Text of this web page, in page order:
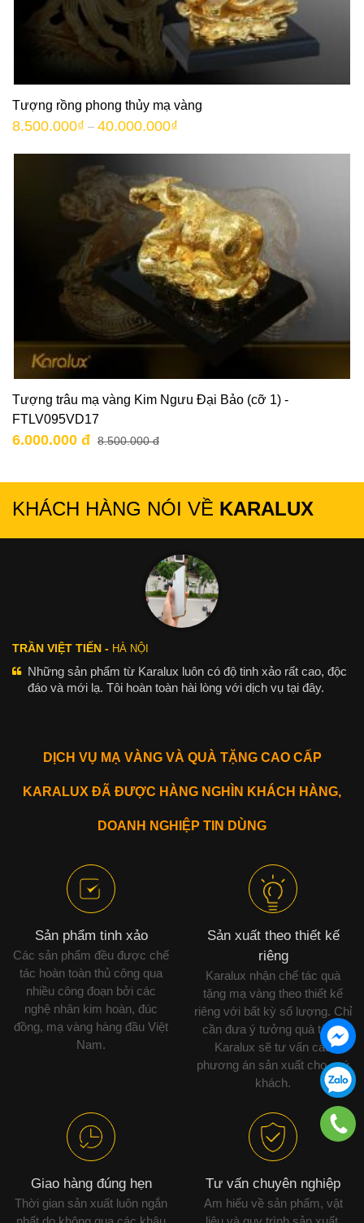
Tượng rồng phong thủy mạ vàng
8.500.000₫ – 40.000.000₫
Tượng trâu mạ vàng Kim Ngưu Đại Bảo (cỡ 1) -
FTLV095VD17
6.000.000 đ 8.500.000 đ
KHÁCH HÀNG NÓI VỀ KARALUX
TRẦN VIỆT TIẾN - HÀ NỘI
Những sản phẩm từ Karalux luôn có độ tinh xảo rất cao, độc
đáo và mới lạ. Tôi hoàn toàn hài lòng với dịch vụ tại đây.
DỊCH VỤ MẠ VÀNG VÀ QUÀ TẶNG CAO CẤP
KARALUX ĐÃ ĐƯỢC HÀNG NGHÌN KHÁCH HÀNG,
DOANH NGHIỆP TIN DÙNG
Sản phẩm tinh xảo
Các sản phẩm đều được chế
tác hoàn toàn thủ công qua
nhiều công đoạn bởi các
nghệ nhân kim hoàn, đúc
đồng, mạ vàng hàng đầu Việt
Nam.
Sản xuất theo thiết kế
riêng
Karalux nhận chế tác quà
tặng mạ vàng theo thiết kế
riêng với bất kỳ số lượng. Chỉ
cần đưa ý tưởng quà tặng,
Karalux sẽ tư vấn các
phương án sản xuất cho quý
khách.
Giao hàng đúng hẹn
Thời gian sản xuất luôn ngắn
Tư vấn chuyên nghiệp
Am hiểu về sản phẩm, vật